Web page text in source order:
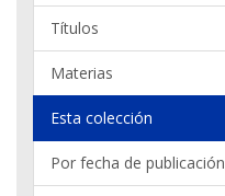
Títulos
Materias
Esta colección
Por fecha de publicación